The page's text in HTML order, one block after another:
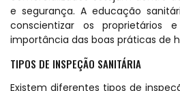
e segurança. A educação
conscientizar os proprietários
importância das boas práticas de
TIPOS DE INSPEÇÃO SANITÁRIA
Existem diferentes tipos de